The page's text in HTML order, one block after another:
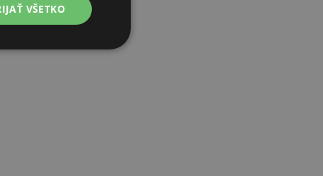
VŠETKO